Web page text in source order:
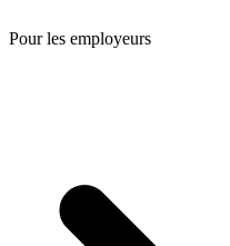
Pour les employeurs